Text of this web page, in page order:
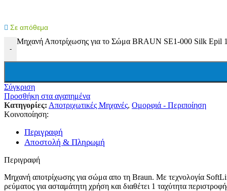
Μπαταρίας
Τζάκια – Προτζέκτορας
Μπαταριοθήκες
Μπαταρίες Silver Oxide – Βαρηκοΐας
Μπαταρίες Μολύβδου
Μετατροπέας Τάσης Inverter
Επίγεια – Δορυφορική Λήψη
Σε απόθεμα
-
Μηχανή Αποτρίχωσης για το Σώμα BRAUN SE1-000 Silk Epil
Σύγκριση
Προσθήκη στα αγαπημένα
Κατηγορίες: Αποτριχωτικές Μηχανές, Ομορφιά - Περιποίηση
Κοινοποίηση:
Περιγραφή
Αποστολή & Πληρωμή
Περιγραφή
Μηχανή αποτρίχωσης για σώμα απο τη Braun. Με τεχνολογία SoftLift
ρεύματος για ασταμάτητη χρήση και διαθέτει 1 ταχύτητα